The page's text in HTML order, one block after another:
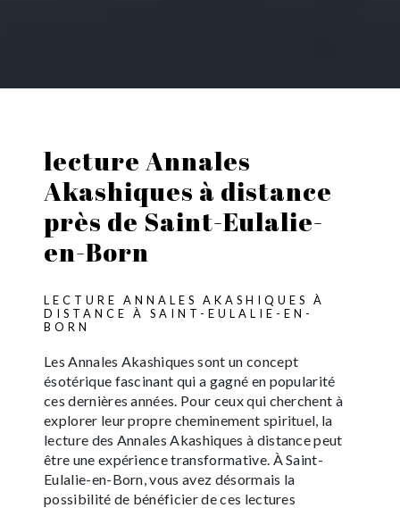
lecture Annales
Akashiques à distance
près de Saint-Eulalie-
en-Born
LECTURE ANNALES AKASHIQUES À
DISTANCE À SAINT-EULALIE-EN-
BORN
Les Annales Akashiques sont un concept
ésotérique fascinant qui a gagné en popularité
ces dernières années. Pour ceux qui cherchent à
explorer leur propre cheminement spirituel, la
lecture des Annales Akashiques à distance peut
être une expérience transformative. À Saint-
Eulalie-en-Born, vous avez désormais la
possibilité de bénéficier de ces lectures